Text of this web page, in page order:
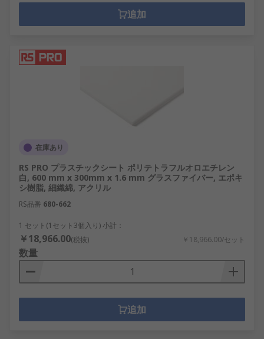
追加
在庫あり
RS PRO プラスチックシート ポリテトラフルオロエチレン
白, 600 mm x 300mm x 1.6 mm グラスファイバー, エポキ
シ樹脂, 細織綿, アクリル
RS品番 680-662
1 セット(1セット3個入り) 小計：
￥18,966.00(税抜) ￥18,966.00/セット
数量
追加